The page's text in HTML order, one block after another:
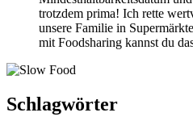
trotzdem prima! Ich rette
unsere Familie in
mit Foodsharing kannst du
Schlagwörter